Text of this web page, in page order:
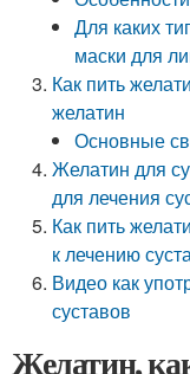
Для каких
маски для
Как пить
желатин
Основные
Желатин для
для лечения
Как пить
к лечению
Видео как
суставов
Желатин,